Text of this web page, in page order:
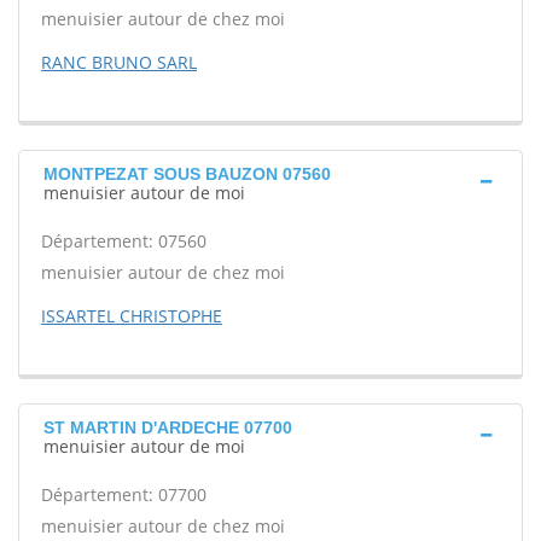
menuisier autour de chez moi
RANC BRUNO SARL
MONTPEZAT SOUS BAUZON 07560
menuisier autour de moi
Département: 07560
menuisier autour de chez moi
ISSARTEL CHRISTOPHE
ST MARTIN D'ARDECHE 07700
menuisier autour de moi
Département: 07700
menuisier autour de chez moi